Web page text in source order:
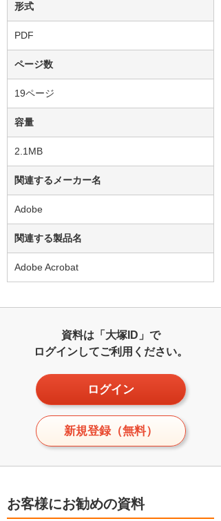
形式
PDF
ページ数
19ページ
容量
2.1MB
関連するメーカー名
Adobe
関連する製品名
Adobe Acrobat
資料は「大塚ID」で
ログインしてご利用ください。
ログイン
新規登録（無料）
お客様にお勧めの資料